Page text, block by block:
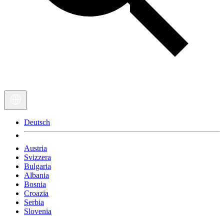
Deutsch
Austria
Svizzera
Bulgaria
Albania
Bosnia
Croazia
Serbia
Slovenia